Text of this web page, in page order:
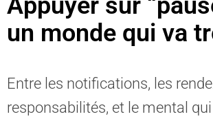
un monde qui va
Entre les notifications, les
responsabilités, et le mental qui